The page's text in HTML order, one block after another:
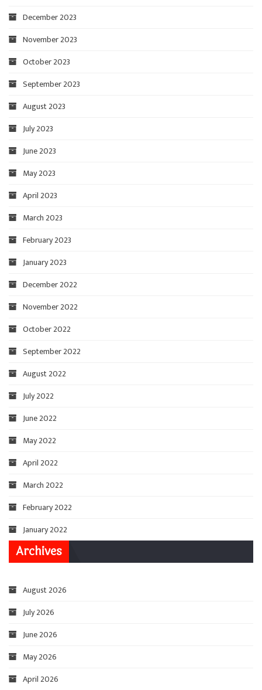
December 2023
November 2023
October 2023
September 2023
August 2023
July 2023
June 2023
May 2023
April 2023
March 2023
February 2023
January 2023
December 2022
November 2022
October 2022
September 2022
August 2022
July 2022
June 2022
May 2022
April 2022
March 2022
February 2022
January 2022
Archives
August 2026
July 2026
June 2026
May 2026
April 2026